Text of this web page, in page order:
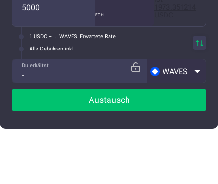
ETH
1 USDC ~ ... WAVES Erwartete Rate
Alle Gebühren inkl.
Du erhältst
WAVES
Austausch